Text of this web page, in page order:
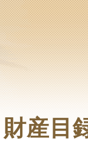
法人のお
ベトナム進
財産目